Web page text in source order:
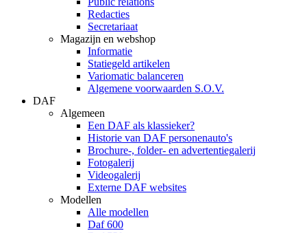
Redacties
Secretariaat
Magazijn en webshop
Informatie
Statiegeld artikelen
Variomatic balanceren
Algemene voorwaarden S.O.V.
DAF
Algemeen
Een DAF als klassieker?
Historie van DAF personenauto's
Brochure-, folder- en advertentiegalerij
Fotogalerij
Videogalerij
Externe DAF websites
Modellen
Alle modellen
Daf 600